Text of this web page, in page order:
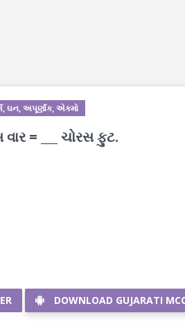
ઘન, અપૂર્ણાંક, એકમો
વાર = ___ ચોરસ ફુટ.
DOWNLOAD GUJARATI